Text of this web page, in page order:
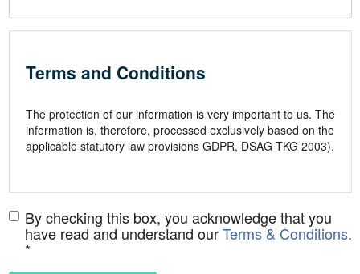
By checking this box, you acknowledge that you
have read and understand ourTerms & Conditions.
*